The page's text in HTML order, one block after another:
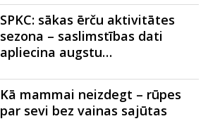
SPKC: sākas ērču aktivitātes
sezona – saslimstības dati
apliecina augstu…
Kā mammai neizdegt – rūpes
par sevi bez vainas sajūtas